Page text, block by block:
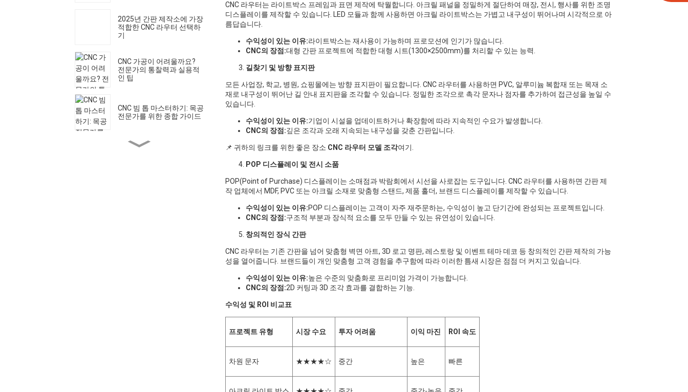
2025년 간판 제작소에 가장
적합한 CNC 라우터 선택하
기
CNC 가공이 어려울까요?
전문가의 통찰력과 실용적
인 팁
CNC 빔 톱 마스터하기: 목공
전문가를 위한 종합 가이드
CNC 라우터는 라이트박스 프레임과 표면 제작에 탁월합니다. 아크릴 패널을 정밀하게 절단하여 매장, 전시, 행사를 위한 조명
디스플레이를 제작할 수 있습니다. LED 모듈과 함께 사용하면 아크릴 라이트박스는 가볍고 내구성이 뛰어나며 시각적으로 아
름답습니다.
수익성이 있는 이유:라이트박스는 재사용이 가능하며 프로모션에 인기가 많습니다.
CNC의 장점:대형 간판 프로젝트에 적합한 대형 시트(1300×2500mm)를 처리할 수 있는 능력.
길찾기 및 방향 표지판
모든 사업장, 학교, 병원, 쇼핑몰에는 방향 표지판이 필요합니다. CNC 라우터를 사용하면 PVC, 알루미늄 복합재 또는 목재 소
재로 내구성이 뛰어난 길 안내 표지판을 조각할 수 있습니다. 정밀한 조각으로 촉각 문자나 점자를 추가하여 접근성을 높일 수
있습니다.
수익성이 있는 이유:기업이 시설을 업데이트하거나 확장함에 따라 지속적인 수요가 발생합니다.
CNC의 장점:깊은 조각과 오래 지속되는 내구성을 갖춘 간판입니다.
📌 귀하의 링크를 위한 좋은 장소 CNC 라우터 모델 조각여기.
POP 디스플레이 및 전시 소품
POP(Point of Purchase) 디스플레이는 소매점과 박람회에서 시선을 사로잡는 도구입니다. CNC 라우터를 사용하면 간판 제
작 업체에서 MDF, PVC 또는 아크릴 소재로 맞춤형 스탠드, 제품 홀더, 브랜드 디스플레이를 제작할 수 있습니다.
수익성이 있는 이유:POP 디스플레이는 고객이 자주 재주문하는, 수익성이 높고 단기간에 완성되는 프로젝트입니다.
CNC의 장점:구조적 부분과 장식적 요소를 모두 만들 수 있는 유연성이 있습니다.
창의적인 장식 간판
CNC 라우터는 기존 간판을 넘어 맞춤형 벽면 아트, 3D 로고 명판, 레스토랑 및 이벤트 테마 데코 등 창의적인 간판 ​​제작의 가능
성을 열어줍니다. 브랜드들이 개인 맞춤형 고객 경험을 추구함에 따라 이러한 틈새 시장은 점점 더 커지고 있습니다.
수익성이 있는 이유:높은 수준의 맞춤화로 프리미엄 가격이 가능합니다.
CNC의 장점:2D 커팅과 3D 조각 효과를 결합하는 기능.
수익성 및 ROI 비교표
프로젝트 유형 시장 수요 투자 어려움 이익 마진 ROI 속도
차원 문자 ★★★★☆ 중간 높은 빠른